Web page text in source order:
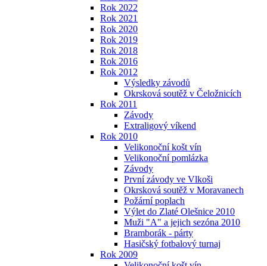
Rok 2022
Rok 2021
Rok 2020
Rok 2019
Rok 2018
Rok 2016
Rok 2012
Výsledky závodů
Okrsková soutěž v Čeložnicích
Rok 2011
Závody
Extraligový víkend
Rok 2010
Velikonoční košt vín
Velikonoční pomlázka
Závody
První závody ve Vlkoši
Okrsková soutěž v Moravanech
Požární poplach
Výlet do Zlaté Olešnice 2010
Muži "A" a jejich sezóna 2010
Bramborák - párty
Hasičský fotbalový turnaj
Rok 2009